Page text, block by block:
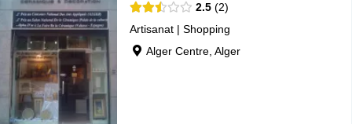
2.5
2
Artisanat |Shopping
Alger Centre, Alger